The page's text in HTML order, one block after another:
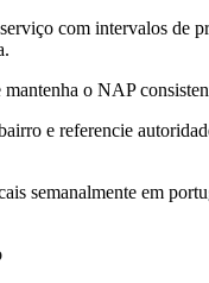
com intervalos de
o NAP
e referencie
semanalmente em